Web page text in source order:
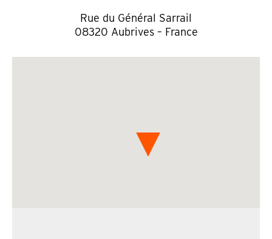
Rue du Général Sarrail
08320 Aubrives – France